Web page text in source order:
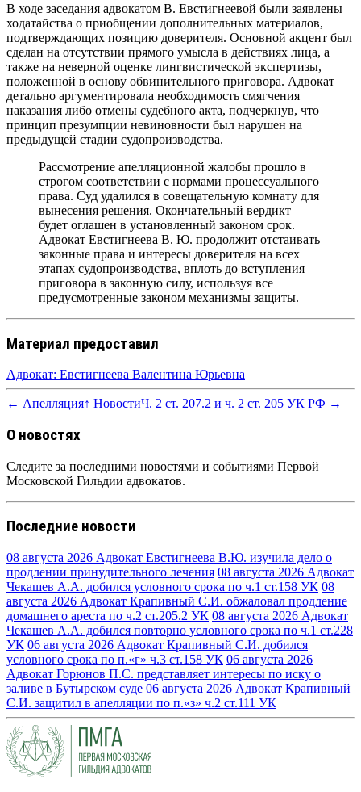
В ходе заседания адвокатом В. Евстигнеевой были заявлены
ходатайства о приобщении дополнительных материалов,
подтверждающих позицию доверителя. Основной акцент был
сделан на отсутствии прямого умысла в действиях лица, а
также на неверной оценке лингвистической экспертизы,
положенной в основу обвинительного приговора. Адвокат
детально аргументировала необходимость смягчения
наказания либо отмены судебного акта, подчеркнув, что
принцип презумпции невиновности был нарушен на
предыдущей стадии судопроизводства.
Рассмотрение апелляционной жалобы прошло в
строгом соответствии с нормами процессуального
права. Суд удалился в совещательную комнату для
вынесения решения. Окончательный вердикт
будет оглашен в установленный законом срок.
Адвокат Евстигнеева В. Ю. продолжит отстаивать
законные права и интересы доверителя на всех
этапах судопроизводства, вплоть до вступления
приговора в законную силу, используя все
предусмотренные законом механизмы защиты.
Материал предоставил
Адвокат: Евстигнеева Валентина Юрьевна
← Апелляция↑ НовостиЧ. 2 ст. 207.2 и ч. 2 ст. 205 УК РФ →
О новостях
Следите за последними новостями и событиями Первой
Московской Гильдии адвокатов.
Последние новости
08 августа 2026 Адвокат Евстигнеева В.Ю. изучила дело о
продлении принудительного лечения 08 августа 2026 Адвокат
Чекашев А.А. добился условного срока по ч.1 ст.158 УК 08
августа 2026 Адвокат Крапивный С.И. обжаловал продление
домашнего ареста по ч.2 ст.205.2 УК 08 августа 2026 Адвокат
Чекашев А.А. добился повторно условного срока по ч.1 ст.228
УК 06 августа 2026 Адвокат Крапивный С.И. добился
условного срока по п.«г» ч.3 ст.158 УК 06 августа 2026
Адвокат Горюнов П.С. представляет интересы по иску о
заливе в Бутырском суде 06 августа 2026 Адвокат Крапивный
С.И. защитил в апелляции по п.«з» ч.2 ст.111 УК